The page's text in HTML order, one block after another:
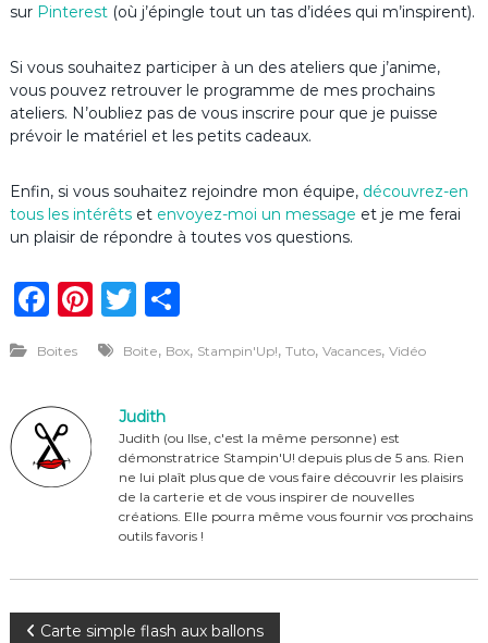
sur Pinterest (où j’épingle tout un tas d’idées qui m’inspirent).
Si vous souhaitez participer à un des ateliers que j’anime,
vous pouvez retrouver le programme de mes prochains
ateliers. N’oubliez pas de vous inscrire pour que je puisse
prévoir le matériel et les petits cadeaux.
Enfin, si vous souhaitez rejoindre mon équipe, découvrez-en
tous les intérêtset envoyez-moi un message et je me ferai
un plaisir de répondre à toutes vos questions.
F
c
e
b
o
Pi
n
te
re
st
T
it
te
r
P
ta
er
Boites Boite, Box, Stampin'Up!, Tuto, Vacances, Vidéo
Judith
Judith (ou Ilse, c'est la même personne) est
démonstratrice Stampin'U! depuis plus de 5 ans. Rien
ne lui plaît plus que de vous faire découvrir les plaisirs
de la carterie et de vous inspirer de nouvelles
créations. Elle pourra même vous fournir vos prochains
outils favoris !
Carte simple flash aux ballons